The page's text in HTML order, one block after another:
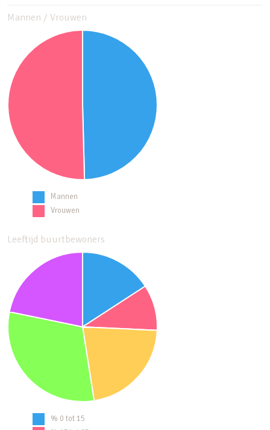
Mannen / Vrouwen
Mannen
Vrouwen
Leeftijd buurtbewoners
% 0 tot 15